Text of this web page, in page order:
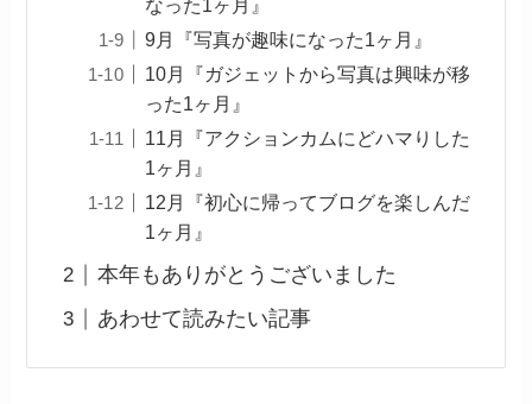
なった1ヶ月』
9月『写真が趣味になった1ヶ月』
10月『ガジェットから写真は興味が移
った1ヶ月』
11月『アクションカムにどハマりした
1ヶ月』
12月『初心に帰ってブログを楽しんだ
1ヶ月』
本年もありがとうございました
あわせて読みたい記事